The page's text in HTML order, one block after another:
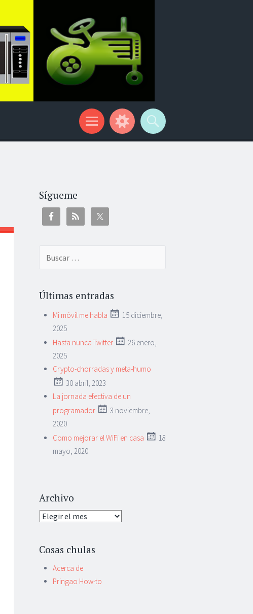
Sígueme
Últimas entradas
Mi móvil me habla
15 diciembre,
2025
Hasta nunca Twitter
26 enero,
2025
Crypto-chorradas y meta-humo
30 abril, 2023
La jornada efectiva de un
programador
3 noviembre,
2020
Como mejorar el WiFi en casa
18
mayo, 2020
Archivo
Archivo
Cosas chulas
Acerca de
Pringao How-to